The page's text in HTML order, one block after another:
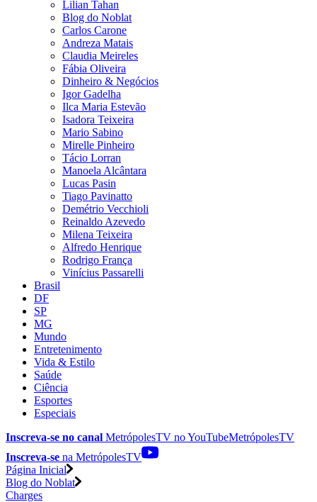
Lilian Tahan
Blog do Noblat
Carlos Carone
Andreza Matais
Claudia Meireles
Fábia Oliveira
Dinheiro & Negócios
Igor Gadelha
Ilca Maria Estevão
Isadora Teixeira
Mario Sabino
Mirelle Pinheiro
Tácio Lorran
Manoela Alcântara
Lucas Pasin
Tiago Pavinatto
Demétrio Vecchioli
Reinaldo Azevedo
Milena Teixeira
Alfredo Henrique
Rodrigo França
Vinícius Passarelli
Brasil
DF
SP
MG
Mundo
Entretenimento
Vida & Estilo
Saúde
Ciência
Esportes
Especiais
Inscreva-se no canal MetrópolesTV noYouTubeMetrópolesTV
Inscreva-se na MetrópolesTV
Página Inicial
Blog do Noblat
Charges